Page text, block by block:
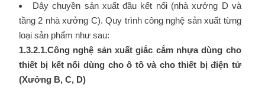
Dây chuyền sản xuất đầu kết nối (nhà xưởng D và
tầng 2 nhà xưởng C). Quy trình công nghệ sản xuất từng
loại sản phẩm như sau:
1.3.2.1.Công nghệ sản xuất giắc cắm nhựa dùng cho
thiết bị kết nối dùng cho ô tô và cho thiết bị điện tử
(Xưởng B, C, D)